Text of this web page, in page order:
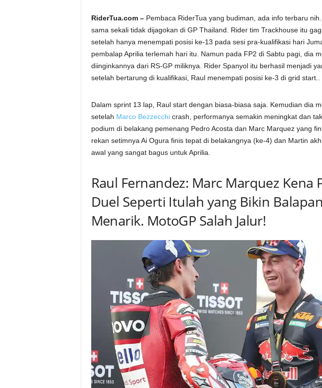
RiderTua.com –Pembaca RiderTua yang budiman, ada info terbaru
sama sekali tidak dijagokan di GP Thailand. Rider tim Trackhouse itu
setelah hanya menempati posisi ke-13 pada sesi pra-kualifikasi hari
pembalap Aprilia terlemah hari itu. Namun pada FP2 di Sabtu pagi, dia
diinginkannya dari RS-GP miliknya. Rider Spanyol itu berhasil menjadi
setelah bertarung di kualifikasi, Raul menempati posisi ke-3 di grid start..
Dalam sprint 13 lap, Raul start dengan biasa-biasa saja. Kemudian dia
setelah Marco Bezzecchicrash, performanya semakin meningkat dan
podium di belakang pemenang Pedro Acosta dan Marc Marquez yang
rekan setimnya Ai Ogura finis tepat di belakangnya (ke-4) dan Martin
awal yang sangat bagus untuk Aprilia.
Raul Fernandez: Marc Marquez Kena
Duel Seperti Itulah yang Bikin
Menarik. MotoGP Salah Jalur!